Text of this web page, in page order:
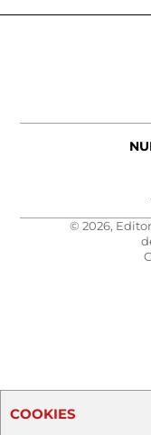
© 2026,
COOKIES